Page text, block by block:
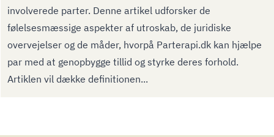
involverede parter. Denne artikel udforsker de
følelsesmæssige aspekter af utroskab, de juridiske
overvejelser og de måder, hvorpå Parterapi.dk kan hjælpe
par med at genopbygge tillid og styrke deres forhold.
Artiklen vil dække definitionen...